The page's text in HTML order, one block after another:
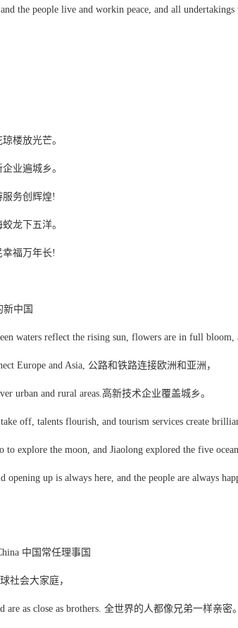
the people live and workin peace, and all
楼放光芒。
业遍城乡。
务创辉煌!
龙下五洋。
福万年长!
新中国
waters reflect the rising sun, flowers are in full
Europe and Asia, 公路和铁路连接欧洲和亚洲，
urban and rural areas.高新技术企业覆盖城乡。
take off, talents flourish, and tourism services create
to explore the moon, and Jiaolong explored the five
opening up is always here, and the people are always
中国常任理事国
社会大家庭，
are as close as brothers. 全世界的人都像兄弟一样亲密。